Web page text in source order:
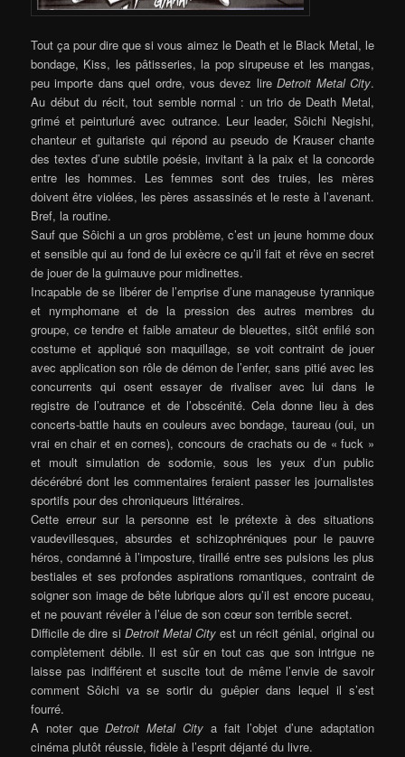
Tout ça pour dire que si vous aimez le Death et le Black Metal, le
bondage, Kiss, les pâtisseries, la pop sirupeuse et les mangas,
peu importe dans quel ordre, vous devez lireDetroit Metal City.
Au début du récit, tout semble normal : un trio de Death Metal,
grimé et peinturluré avec outrance. Leur leader, Sôichi Negishi,
chanteur et guitariste qui répond au pseudo de Krauser chante
des textes d’une subtile poésie, invitant à la paix et la concorde
entre les hommes. Les femmes sont des truies, les mères
doivent être violées, les pères assassinés et le reste à l’avenant.
Bref, la routine.
Sauf que Sôichi a un gros problème, c’est un jeune homme doux
et sensible qui au fond de lui exècre ce qu’il fait et rêve en secret
de jouer de la guimauve pour midinettes.
Incapable de se libérer de l’emprise d’une manageuse tyrannique
et nymphomane et de la pression des autres membres du
groupe, ce tendre et faible amateur de bleuettes, sitôt enfilé son
costume et appliqué son maquillage, se voit contraint de jouer
avec application son rôle de démon de l’enfer, sans pitié avec les
concurrents qui osent essayer de rivaliser avec lui dans le
registre de l’outrance et de l’obscénité. Cela donne lieu à des
concerts-battle hauts en couleurs avec bondage, taureau (oui, un
vrai en chair et en cornes), concours de crachats ou de « fuck »
et moult simulation de sodomie, sous les yeux d’un public
décérébré dont les commentaires feraient passer les journalistes
sportifs pour des chroniqueurs littéraires.
Cette erreur sur la personne est le prétexte à des situations
vaudevillesques, absurdes et schizophréniques pour le pauvre
héros, condamné à l’imposture, tiraillé entre ses pulsions les plus
bestiales et ses profondes aspirations romantiques, contraint de
soigner son image de bête lubrique alors qu’il est encore puceau,
et ne pouvant révéler à l’élue de son cœur son terrible secret.
Difficile de dire si Detroit Metal City est un récit génial, original ou
complètement débile. Il est sûr en tout cas que son intrigue ne
laisse pas indifférent et suscite tout de même l’envie de savoir
comment Sôichi va se sortir du guêpier dans lequel il s’est
fourré.
A noter queDetroit Metal City a fait l’objet d’une adaptation
cinéma plutôt réussie, fidèle à l’esprit déjanté du livre.